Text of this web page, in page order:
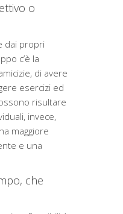
o
dai propri
c’è la
di avere
esercizi ed
risultare
invece,
maggiore
e una
che